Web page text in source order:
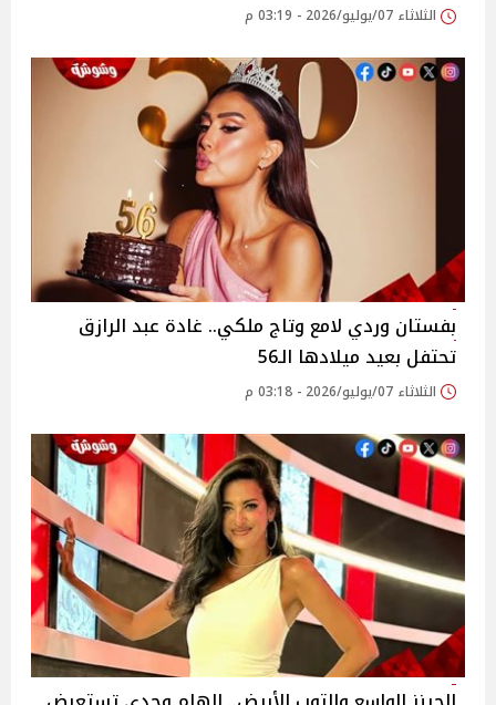
الثلاثاء 07/يوليو/2026 - 03:19 م
بفستان وردي لامع وتاج ملكي.. غادة عبد الرازق
تحتفل بعيد ميلادها الـ56
الثلاثاء 07/يوليو/2026 - 03:18 م